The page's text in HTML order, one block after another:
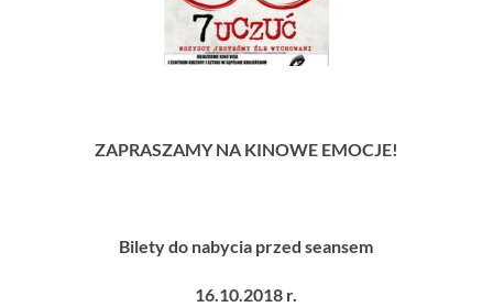
ZAPRASZAMY NA KINOWE EMOCJE!
Bilety do nabycia przed seansem
16.10.2018 r.